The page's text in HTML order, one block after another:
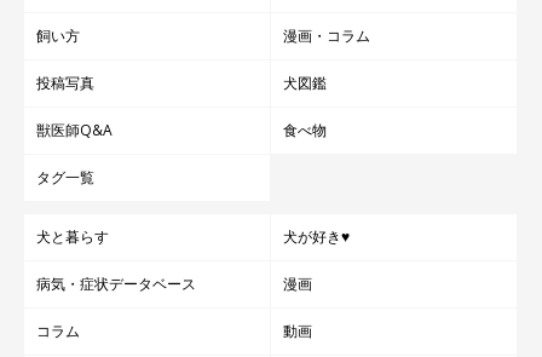
飼い方 漫画・コラム
投稿写真 犬図鑑
獣医師Q&A 食べ物
タグ一覧
犬と暮らす 犬が好き♥
病気・症状データベース 漫画
コラム 動画